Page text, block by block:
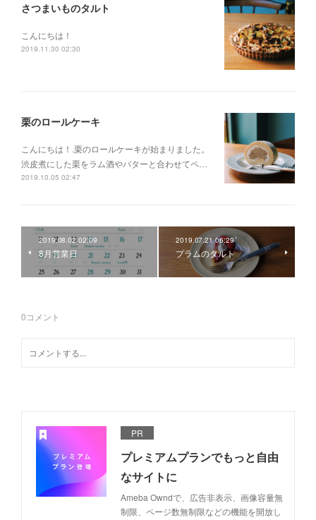
さつまいものタルト
こんにちは！
2019.11.30 02:30
栗のロールケーキ
こんにちは！.栗のロールケーキが始まりました。
渋皮煮にした栗をラム酒やバターと合わせてペ…
2019.10.05 02:47
2019.08.02 02:09
8月営業日
2019.07.21 06:29
プラムのタルト
0コメント
PR
プレミアムプランでもっと自由
なサイトに
Ameba Owndで、広告非表示、画像容量無
制限、ページ数無制限などの機能を開放し